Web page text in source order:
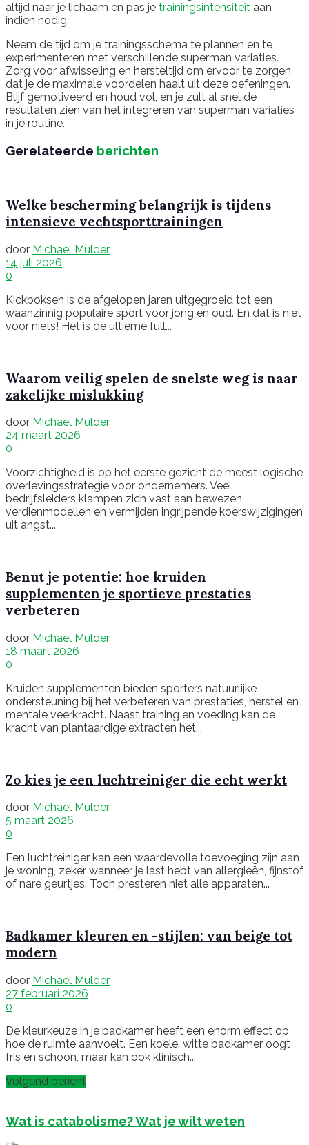
altijd naar je lichaam en pas je trainingsintensiteit aan
indien nodig.
Neem de tijd om je trainingsschema te plannen en te
experimenteren met verschillende superman variaties.
Zorg voor afwisseling en hersteltijd om ervoor te zorgen
dat je de maximale voordelen haalt uit deze oefeningen.
Blijf gemotiveerd en houd vol, en je zult al snel de
resultaten zien van het integreren van superman variaties
in je routine.
Gerelateerde berichten
Welke bescherming belangrijk is tijdens
intensieve vechtsporttrainingen
door Michael Mulder
14 juli 2026
0
Kickboksen is de afgelopen jaren uitgegroeid tot een
waanzinnig populaire sport voor jong en oud. En dat is niet
voor niets! Het is de ultieme full...
Waarom veilig spelen de snelste weg is naar
zakelijke mislukking
door Michael Mulder
24 maart 2026
0
Voorzichtigheid is op het eerste gezicht de meest logische
overlevingsstrategie voor ondernemers. Veel
bedrijfsleiders klampen zich vast aan bewezen
verdienmodellen en vermijden ingrijpende koerswijzigingen
uit angst...
Benut je potentie: hoe kruiden
supplementen je sportieve prestaties
verbeteren
door Michael Mulder
18 maart 2026
0
Kruiden supplementen bieden sporters natuurlijke
ondersteuning bij het verbeteren van prestaties, herstel en
mentale veerkracht. Naast training en voeding kan de
kracht van plantaardige extracten het...
Zo kies je een luchtreiniger die echt werkt
door Michael Mulder
5 maart 2026
0
Een luchtreiniger kan een waardevolle toevoeging zijn aan
je woning, zeker wanneer je last hebt van allergieën, fijnstof
of nare geurtjes. Toch presteren niet alle apparaten...
Badkamer kleuren en -stijlen: van beige tot
modern
door Michael Mulder
27 februari 2026
0
De kleurkeuze in je badkamer heeft een enorm effect op
hoe de ruimte aanvoelt. Een koele, witte badkamer oogt
fris en schoon, maar kan ook klinisch...
Volgend bericht
Wat is catabolisme? Wat je wilt weten